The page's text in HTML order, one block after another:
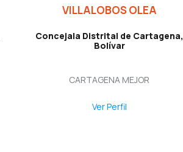
VILLALOBOS OLEA
Concejala Distrital de Cartagena,
Bolívar
CARTAGENA MEJOR
Ver Perfil